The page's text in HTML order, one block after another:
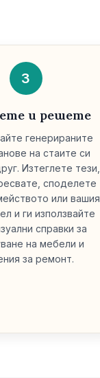
3
и решете
генерираните
на стаите си
Изтеглете тези,
споделете
или вашия
и ги използвайте
справки за
на мебели и
за ремонт.